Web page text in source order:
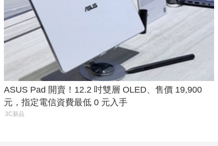
ASUS Pad 開賣！12.2 吋雙層 OLED、售價 19,900
元，指定電信資費最低 0 元入手
3C新品